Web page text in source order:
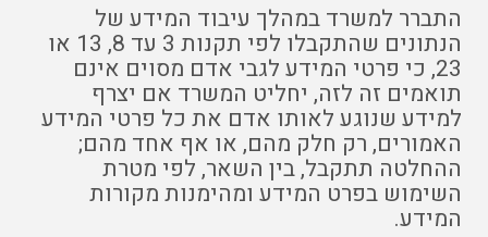
התברר למשרד במהלך עיבוד המידע של
הנתונים שהתקבלו לפי תקנות 3 עד 8, 13 או
23, כי פרטי המידע לגבי אדם מסוים אינם
תואמים זה לזה, יחליט המשרד אם יצרף
למידע שנוגע לאותו אדם את כל פרטי המידע
האמורים, רק חלק מהם, או אף אחד מהם;
ההחלטה תתקבל, בין השאר, לפי מטרת
השימוש בפרט המידע ומהימנות מקורות
המידע.